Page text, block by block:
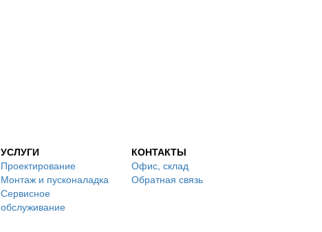
УСЛУГИ
Проектирование
Монтаж и пусконаладка
Сервисное
обслуживание
КОНТАКТЫ
Офис, склад
Обратная связь